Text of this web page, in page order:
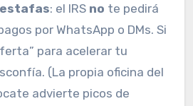
estafas: el IRS no te pedirá
por WhatsApp o DMs. Si
para acelerar tu
(La propia oficina del
advierte picos de